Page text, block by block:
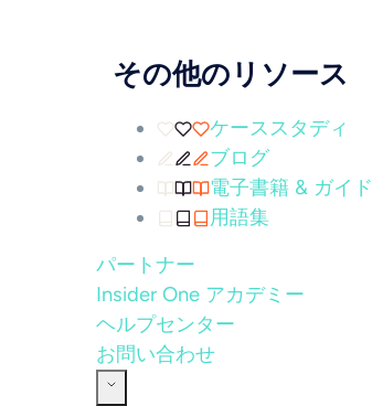
その他のリソース
ケーススタディ
ブログ
電子書籍 & ガイド
用語集
パートナー
Insider One アカデミー
ヘルプセンター
お問い合わせ